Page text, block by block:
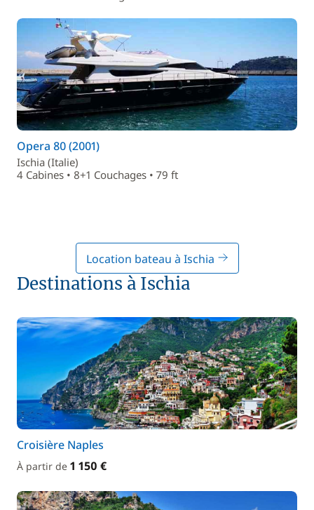
Opera 80 (2001)
Ischia (Italie)
4 Cabines • 8+1 Couchages • 79 ft
Location bateau à Ischia
Destinations à Ischia
Croisière Naples
À partir de 1 150 €